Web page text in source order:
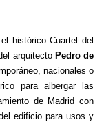
histórico Cuartel del
arquitecto Pedro de
nacionales o
para albergar las
de Madrid con
edificio para usos y